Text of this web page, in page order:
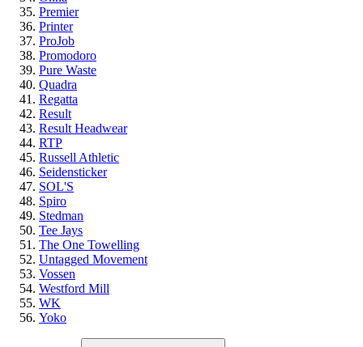
Premier
Printer
ProJob
Promodoro
Pure Waste
Quadra
Regatta
Result
Result Headwear
RTP
Russell Athletic
Seidensticker
SOL'S
Spiro
Stedman
Tee Jays
The One Towelling
Untagged Movement
Vossen
Westford Mill
WK
Yoko